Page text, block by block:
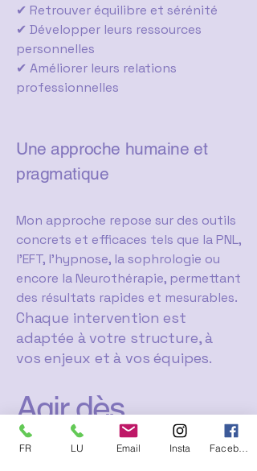
✔ Retrouver équilibre et sérénité
✔ Développer leurs ressources
personnelles
✔ Améliorer leurs relations
professionnelles
Une approche humaine et
pragmatique
Mon approche repose sur des outils
concrets et efficaces tels que la PNL,
l’EFT, l’hypnose, la sophrologie ou
encore la Neurothérapie, permettant
des résultats rapides et mesurables.
Chaque intervention est
adaptée à votre structure, à
vos enjeux et à vos équipes.
Agir dès
aujourd’hui
FR LU Email Insta